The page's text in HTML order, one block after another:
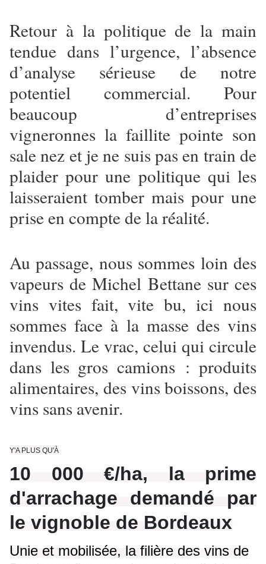
Retour à la politique de la main
tendue dans l’urgence, l’absence
d’analyse sérieuse de notre
potentiel commercial. Pour
beaucoup d’entreprises
vigneronnes la faillite pointe son
sale nez et je ne suis pas en train de
plaider pour une politique qui les
laisseraient tomber mais pour une
prise en compte de la réalité.
Au passage, nous sommes loin des
vapeurs de Michel Bettane sur ces
vins vites fait, vite bu, ici nous
sommes face à la masse des vins
invendus. Le vrac, celui qui circule
dans les gros camions : produits
alimentaires, des vins boissons, des
vins sans avenir.
Y'A PLUS QU'À
10 000 €/ha, la prime
d'arrachage demandé par
le vignoble de Bordeaux
Unie et mobilisée, la filière des vins de